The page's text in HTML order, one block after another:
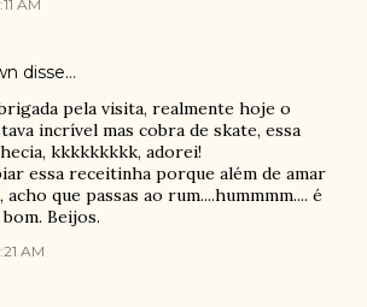
AM
disse…
pela visita, realmente hoje o
incrível mas cobra de skate, essa
kkkkkkkkk, adorei!
essa receitinha porque além de amar
que passas ao rum....hummmm.... é
Beijos.
AM